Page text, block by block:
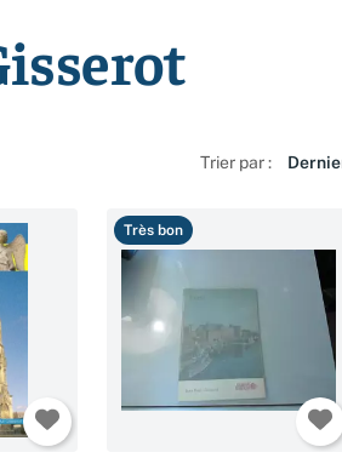
Trier par :
Très bon